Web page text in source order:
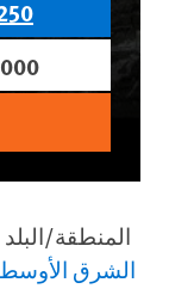
المنطقة/البلد
الشرق